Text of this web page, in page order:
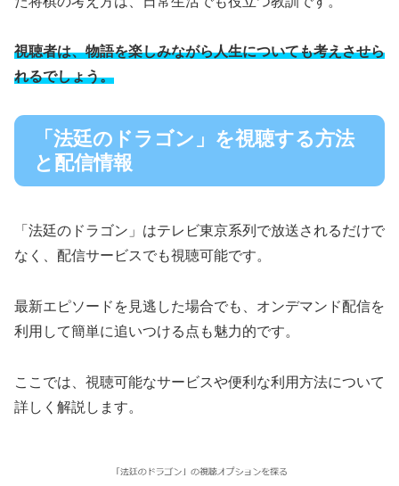
視聴者は、物語を楽しみながら人生についても考えさせら
れるでしょう。
「法廷のドラゴン」を視聴する方法
と配信情報
「法廷のドラゴン」はテレビ東京系列で放送されるだけで
なく、配信サービスでも視聴可能です。
最新エピソードを見逃した場合でも、オンデマンド配信を
利用して簡単に追いつける点も魅力的です。
ここでは、視聴可能なサービスや便利な利用方法について
詳しく解説します。